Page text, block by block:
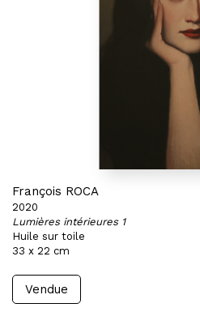
François ROCA
2020
Lumières intérieures 1
Huile sur toile
33 x 22 cm
Vendue